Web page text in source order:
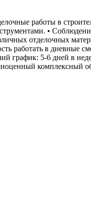
работы в
•
отделочных
работать в дневные
график: 5-6 дней в
комплексный